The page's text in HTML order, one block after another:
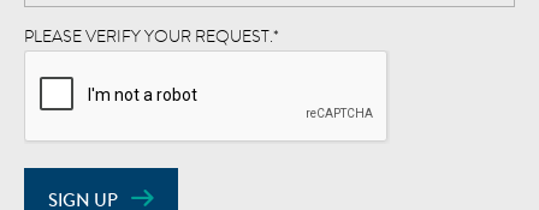
PLEASE VERIFY YOUR REQUEST.*
SIGN UP